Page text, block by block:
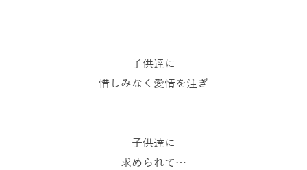
子供達に
惜しみなく愛情を注ぎ
子供達に
求められて…